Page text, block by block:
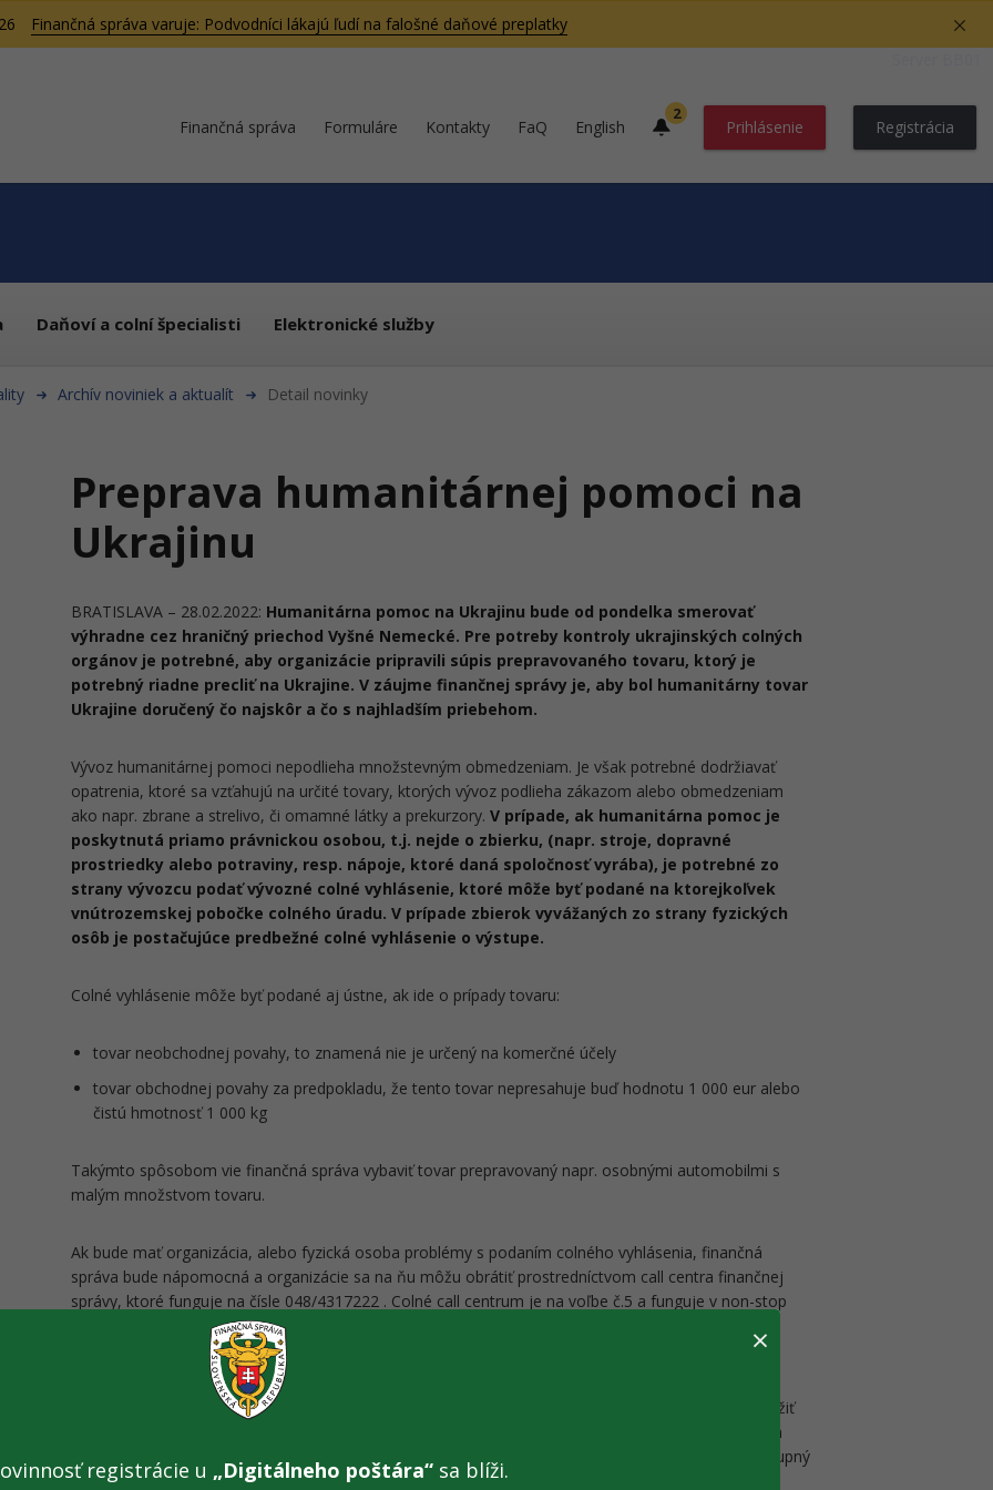
Finančná správa varuje: Podvodníci lákajú ľudí na falošné daňové preplatky
Finančná správa Formuláre Kontakty FaQ English
2
Prihlásenie Registrácia
Daňoví a colní špecialisti Elektronické služby
Archív noviniek a aktualít Detail novinky
Preprava humanitárnej pomoci na
Ukrajinu
BRATISLAVA – 28.02.2022: Humanitárna pomoc na Ukrajinu bude od pondelka smerovať
výhradne cez hraničný priechod Vyšné Nemecké. Pre potreby kontroly ukrajinských colných
orgánov je potrebné, aby organizácie pripravili súpis prepravovaného tovaru, ktorý je
potrebný riadne precliť na Ukrajine. V záujme finančnej správy je, aby bol humanitárny tovar
Ukrajine doručený čo najskôr a čo s najhladším priebehom.
Vývoz humanitárnej pomoci nepodlieha množstevným obmedzeniam. Je však potrebné dodržiavať
opatrenia, ktoré sa vzťahujú na určité tovary, ktorých vývoz podlieha zákazom alebo obmedzeniam
ako napr. zbrane a strelivo, či omamné látky a prekurzory. V prípade, ak humanitárna pomoc je
poskytnutá priamo právnickou osobou, t.j. nejde o zbierku, (napr. stroje, dopravné
prostriedky alebo potraviny, resp. nápoje, ktoré daná spoločnosť vyrába), je potrebné zo
strany vývozcu podať vývozné colné vyhlásenie, ktoré môže byť podané na ktorejkoľvek
vnútrozemskej pobočke colného úradu. V prípade zbierok vyvážaných zo strany fyzických
osôb je postačujúce predbežné colné vyhlásenie o výstupe.
Colné vyhlásenie môže byť podané aj ústne, ak ide o prípady tovaru:
tovar neobchodnej povahy, to znamená nie je určený na komerčné účely
tovar obchodnej povahy za predpokladu, že tento tovar nepresahuje buď hodnotu 1 000 eur alebo
čistú hmotnosť 1 000 kg
Takýmto spôsobom vie finančná správa vybaviť tovar prepravovaný napr. osobnými automobilmi s
malým množstvom tovaru.
Ak bude mať organizácia, alebo fyzická osoba problémy s podaním colného vyhlásenia, finančná
správa bude nápomocná a organizácie sa na ňu môžu obrátiť prostredníctvom call centra finančnej
správy, ktoré funguje na čísle 048/4317222 . Colné call centrum je na voľbe č.5 a funguje v non-stop
Nad prepravou tovaru, ktorý má byť vyvezený na územie Ukrajiny je zo strany colných orgánov
vykonávaný colný dohľad. Tovar musí byť stotožnený a skontrolovaný a k tomu je potrebné predložiť
zoznam prepravovaného tovaru, ktorého predloženie je nevyhnutné na strane ukrajinských colných
orgánov. Finančná správa pripravila informatívny vzor, aby celý proces organizáciám uľahčila. Dostupný
bude okrem slovenčiny, aj v angličtine a ukrajinčine.
×
registrácie u „Digitálneho poštára“ sa blíži.